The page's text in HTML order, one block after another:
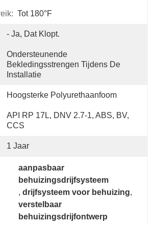
Tot 180°F
- Ja, Dat Klopt.
Ondersteunende
Bekledingsstrengen Tijdens De
Installatie
Hoogsterke Polyurethaanfoom
API RP 17L, DNV 2.7-1, ABS, BV,
CCS
1 Jaar
aanpasbaar
behuizingsdrijfsysteem
, drijfsysteem voor behuizing,
verstelbaar
behuizingsdrijfontwerp